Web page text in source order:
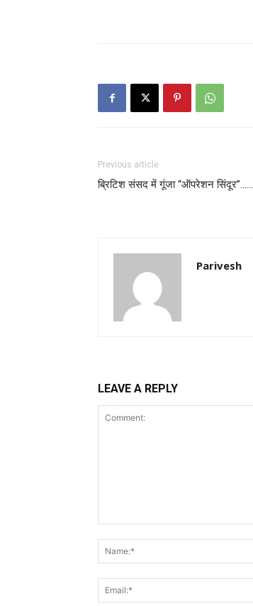
Previous article
ब्रिटिश संसद में गूंजा “ऑपरेशन सिंदूर”……
Parivesh
LEAVE A REPLY